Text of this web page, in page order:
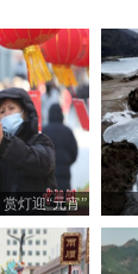
灯迎“元宵”